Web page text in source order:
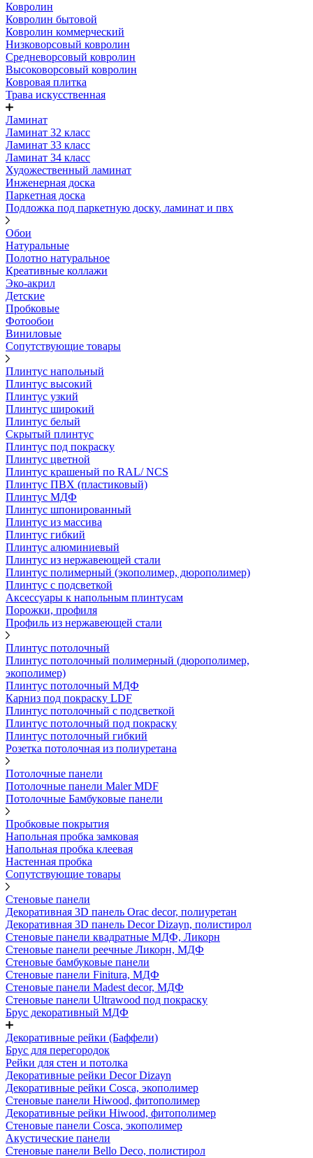
Ковролин
Ковролин бытовой
Ковролин коммерческий
Низковорсовый ковролин
Средневорсовый ковролин
Высоковорсовый ковролин
Ковровая плитка
Трава искусственная
Ламинат
Ламинат 32 класс
Ламинат 33 класс
Ламинат 34 класс
Художественный ламинат
Инженерная доска
Паркетная доска
Подложка под паркетную доску, ламинат и пвх
Обои
Натуральные
Полотно натуральное
Креативные коллажи
Эко-акрил
Детские
Пробковые
Фотообои
Виниловые
Сопутствующие товары
Плинтус напольный
Плинтус высокий
Плинтус узкий
Плинтус широкий
Плинтус белый
Скрытый плинтус
Плинтус под покраску
Плинтус цветной
Плинтус крашеный по RAL/ NCS
Плинтус ПВХ (пластиковый)
Плинтус МДФ
Плинтус шпонированный
Плинтус из массива
Плинтус гибкий
Плинтус алюминиевый
Плинтус из нержавеющей стали
Плинтус полимерный (экополимер, дюрополимер)
Плинтус с подсветкой
Аксессуары к напольным плинтусам
Порожки, профиля
Профиль из нержавеющей стали
Плинтус потолочный
Плинтус потолочный полимерный (дюрополимер,
экополимер)
Плинтус потолочный МДФ
Карниз под покраску LDF
Плинтус потолочный с подсветкой
Плинтус потолочный под покраску
Плинтус потолочный гибкий
Розетка потолочная из полиуретана
Потолочные панели
Потолочные панели Maler MDF
Потолочные Бамбуковые панели
Пробковые покрытия
Напольная пробка замковая
Напольная пробка клеевая
Настенная пробка
Сопутствующие товары
Стеновые панели
Декоративная 3D панель Orac decor, полиуретан
Декоративная 3D панель Decor Dizayn, полистирол
Стеновые панели квадратные МДФ, Ликорн
Стеновые панели реечные Ликорн, МДФ
Стеновые бамбуковые панели
Стеновые панели Finitura, МДФ
Стеновые панели Madest decor, МДФ
Стеновые панели Ultrawood под покраску
Брус декоративный МДФ
Декоративные рейки (Баффели)
Брус для перегородок
Рейки для стен и потолка
Декоративные рейки Decor Dizayn
Декоративные рейки Cosca, экополимер
Стеновые панели Hiwood, фитополимер
Декоративные рейки Hiwood, фитополимер
Стеновые панели Cosca, экополимер
Акустические панели
Стеновые панели Bello Deco, полистирол